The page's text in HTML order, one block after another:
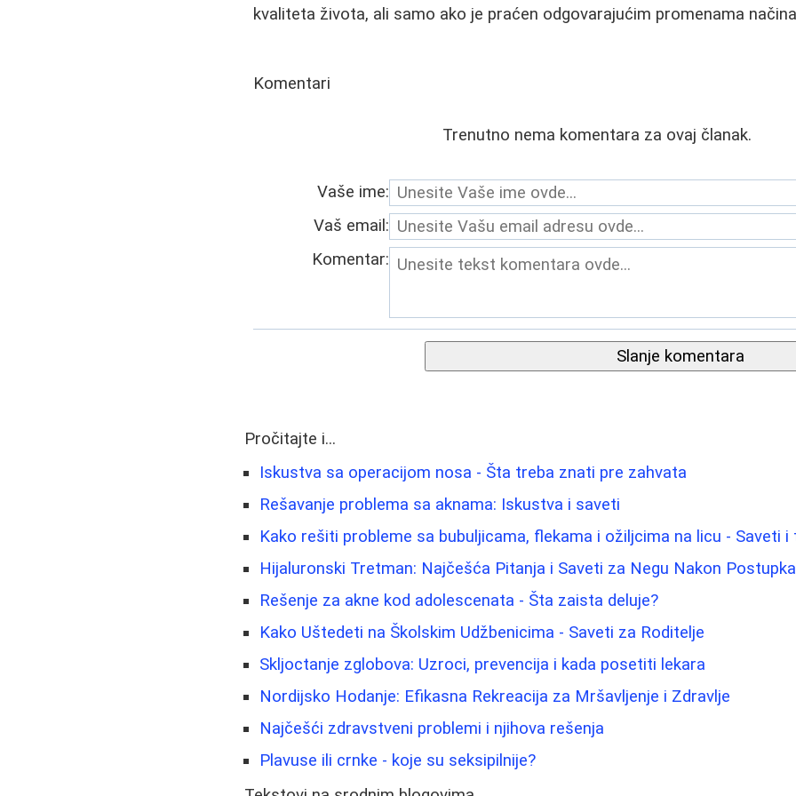
kvaliteta života, ali samo ako je praćen odgovarajućim promenama
Komentari
Trenutno nema komentara za ovaj članak.
Vaše ime:
Vaš email:
Komentar:
Slanje komentara
Pročitajte i...
Iskustva sa operacijom nosa - Šta treba znati pre zahvata
Rešavanje problema sa aknama: Iskustva i saveti
Kako rešiti probleme sa bubuljicama, flekama i ožiljcima na licu - Saveti i
Hijaluronski Tretman: Najčešća Pitanja i Saveti za Negu Nakon Postupka
Rešenje za akne kod adolescenata - Šta zaista deluje?
Kako Uštedeti na Školskim Udžbenicima - Saveti za Roditelje
Skljoctanje zglobova: Uzroci, prevencija i kada posetiti lekara
Nordijsko Hodanje: Efikasna Rekreacija za Mršavljenje i Zdravlje
Najčešći zdravstveni problemi i njihova rešenja
Plavuse ili crnke - koje su seksipilnije?